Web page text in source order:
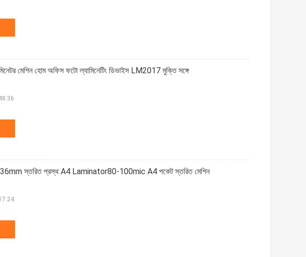
মেশিন হোম অফিস ফটো ল্যামিনেটিং ডিভাইস LM2017 মুক্তি সঙ্গে
স্তরিত প্রস্থ A4 Laminator80-100mic A4 পকেট স্তরিত মেশিন